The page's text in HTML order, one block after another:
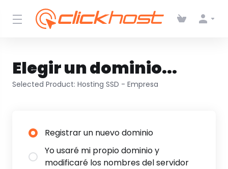
Elegir un dominio...
Selected Product: Hosting SSD - Empresa
Registrar un nuevo dominio
Yo usaré mi propio dominio y
modificaré los nombres del servidor